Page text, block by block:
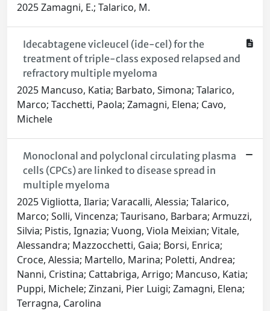
2025 Zamagni, E.; Talarico, M.
Idecabtagene vicleucel (ide-cel) for the
treatment of triple-class exposed relapsed and
refractory multiple myeloma
2025 Mancuso, Katia; Barbato, Simona; Talarico,
Marco; Tacchetti, Paola; Zamagni, Elena; Cavo,
Michele
Monoclonal and polyclonal circulating plasma
cells (CPCs) are linked to disease spread in
multiple myeloma
2025 Vigliotta, Ilaria; Varacalli, Alessia; Talarico,
Marco; Solli, Vincenza; Taurisano, Barbara; Armuzzi,
Silvia; Pistis, Ignazia; Vuong, Viola Meixian; Vitale,
Alessandra; Mazzocchetti, Gaia; Borsi, Enrica;
Croce, Alessia; Martello, Marina; Poletti, Andrea;
Nanni, Cristina; Cattabriga, Arrigo; Mancuso, Katia;
Puppi, Michele; Zinzani, Pier Luigi; Zamagni, Elena;
Terragna, Carolina